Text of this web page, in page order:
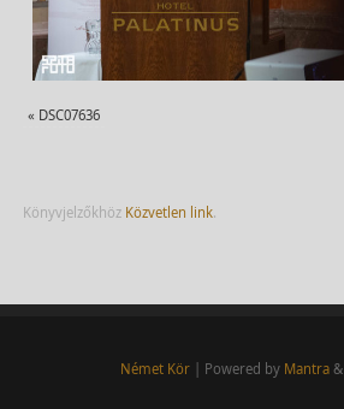
« DSC07636
Könyvjelzőkhöz Közvetlen link.
Német Kör| Powered by Mantra&